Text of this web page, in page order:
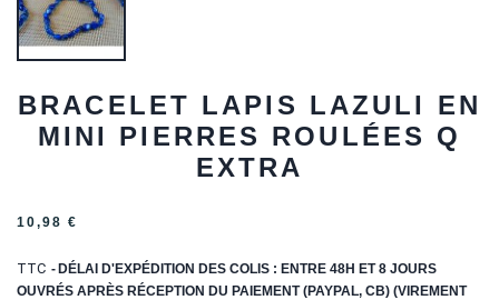
BRACELET LAPIS LAZULI EN
MINI PIERRES ROULÉES Q
EXTRA
10,98 €
TTC
DÉLAI D'EXPÉDITION DES COLIS : ENTRE 48H ET 8 JOURS
OUVRÉS APRÈS RÉCEPTION DU PAIEMENT (PAYPAL, CB) (VIREMENT